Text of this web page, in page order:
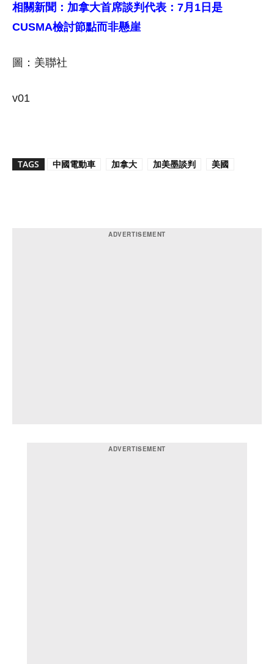
相關新聞：加拿大首席談判代表：7月1日是
CUSMA檢討節點而非懸崖
圖：美聯社
v01
TAGS 中國電動車 加拿大 加美墨談判 美國